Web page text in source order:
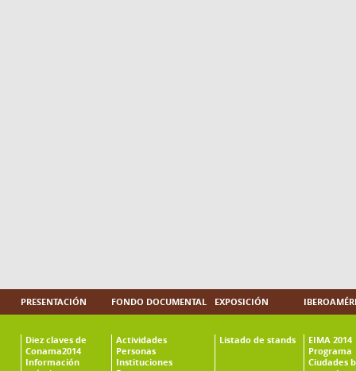
PRESENTACIÓN
Diez claves de
Conama2014
Información
FONDO DOCUMENTAL
Actividades
Personas
Instituciones
EXPOSICIÓN
Listado de stands
EIMA 2014
Programa
Ciudades